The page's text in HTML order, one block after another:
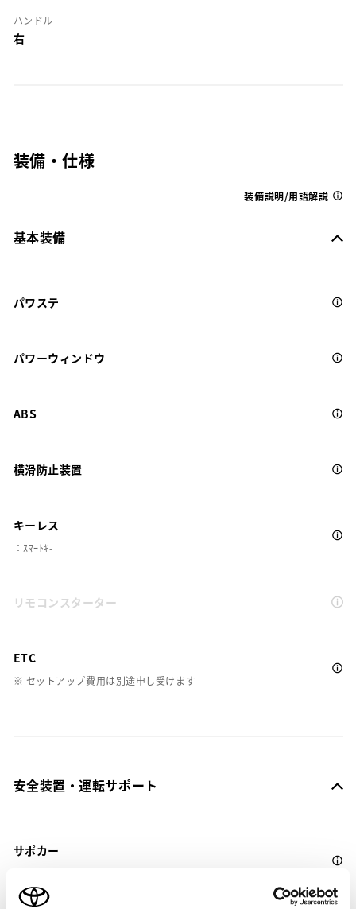
ハンドル
右
装備・仕様
装備説明/用語解説
基本装備
パワステ
パワーウィンドウ
ABS
横滑防止装置
キーレス
：ｽﾏｰﾄｷ-
リモコンスターター
ETC
※ セットアップ費用は別途申し受けます
安全装置・運転サポート
サポカー